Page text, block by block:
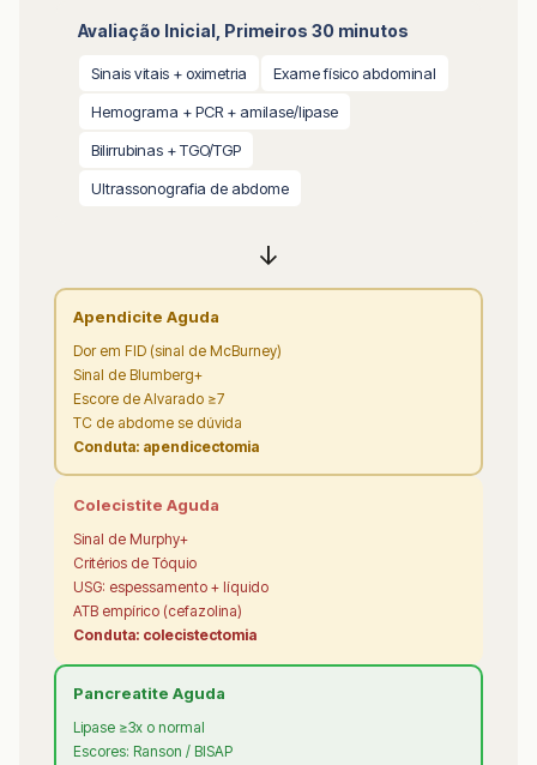
Avaliação Inicial, Primeiros 30 minutos
Sinais vitais + oximetria
Exame físico abdominal
Hemograma + PCR + amilase/lipase
Bilirrubinas + TGO/TGP
Ultrassonografia de abdome
↓
Apendicite Aguda
Dor em FID (sinal de McBurney)
Sinal de Blumberg+
Escore de Alvarado ≥7
TC de abdome se dúvida
Conduta: apendicectomia
Colecistite Aguda
Sinal de Murphy+
Critérios de Tóquio
USG: espessamento + líquido
ATB empírico (cefazolina)
Conduta: colecistectomia
Pancreatite Aguda
Lipase ≥3x o normal
Escores: Ranson / BISAP